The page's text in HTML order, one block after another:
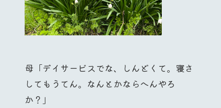
母「デイサービスでな、しんどくて。寝さ
してもうてん。なんとかならへんやろ
か？」